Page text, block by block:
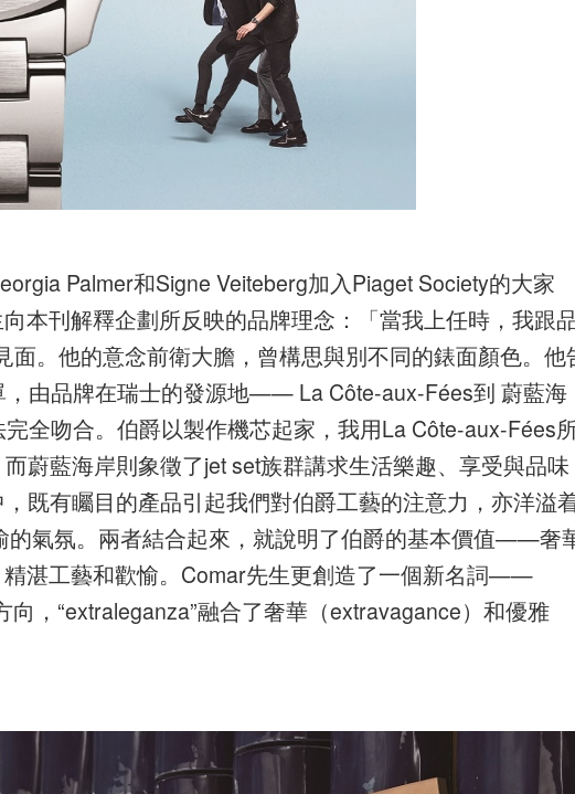
Palmer和Signe Veiteberg加入Piaget Society的大家
本刊解釋企劃所反映的品牌理念：「當我上任時，我跟
面。他的意念前衛大膽，曾構思與別不同的錶面顏色。他
，由品牌在瑞士的發源地—— La Côte-aux-Fées到 蔚藍海
完全吻合。伯爵以製作機芯起家，我用La Côte-aux-Fées
蔚藍海岸則象徵了jet set族群講求生活樂趣、享受與品味
既有矚目的產品引起我們對伯爵工藝的注意力，亦洋溢
的氣氛。兩者結合起來，就說明了伯爵的基本價值——奢
精湛工藝和歡愉。Comar先生更創造了一個新名詞——
向，“extraleganza”融合了奢華（extravagance）和優雅